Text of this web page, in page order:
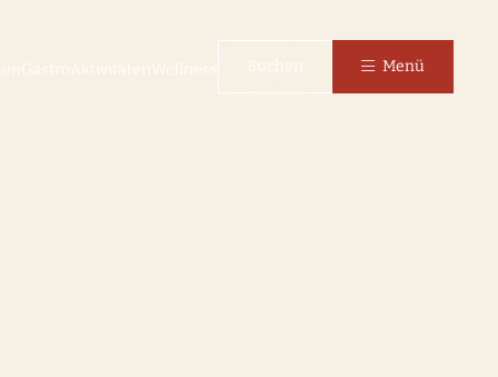
GastroAktivitätenWellness Buchen Menü